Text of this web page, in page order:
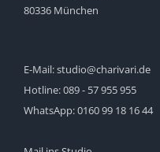
80336 München
E-Mail:studio@charivari.de
Hotline:089 - 57 955 955
WhatsApp:0160 99 18 16 44